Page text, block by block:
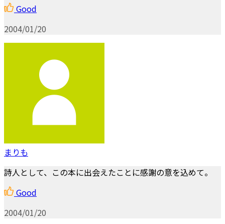
Good
2004/01/20
まりも
詩人として、この本に出会えたことに感謝の意を込めて。
Good
2004/01/20